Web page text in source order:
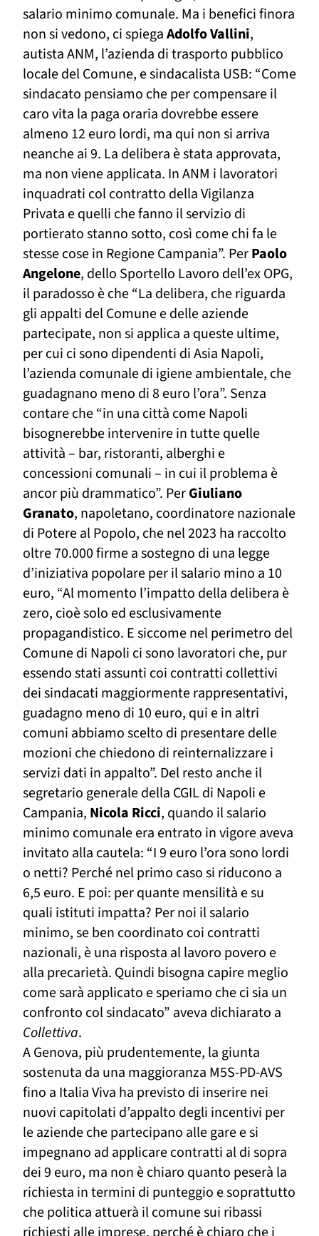
salario minimo comunale. Ma i benefici finora
non si vedono, ci spiegaAdolfo Vallini,
autista ANM, l’azienda di trasporto pubblico
locale del Comune, e sindacalista USB: “Come
sindacato pensiamo che percompensareil
caro vita la paga oraria dovrebbe essere
almeno 12 euro lordi, ma qui non si arriva
neanche ai 9. La delibera è stata approvata,
ma non viene applicata. In ANM i lavoratori
inquadrati col contratto della Vigilanza
Privata e quelli che fanno il servizio di
portierato stanno sotto, così comechifa le
stessecose in Regione Campania”. PerPaolo
Angelone, dello Sportello Lavoro dell’ex OPG,
il paradosso è che “La delibera, che riguarda
gli appalti del Comune e delle aziende
partecipate, non si applica a queste ultime,
per cui ci sono dipendenti di Asia Napoli,
l’azienda comunale di igiene ambientale, che
guadagnano meno di 8 euro l’ora”. Senza
contare che “in una città come Napoli
bisognerebbe intervenire in tutte quelle
attività – bar, ristoranti, alberghi e
concessioni comunali – in cui il problema è
ancor più drammatico”. PerGiuliano
Granato, napoletano, coordinatore nazionale
di Potere al Popolo, che nel 2023 ha raccolto
oltre 70.000 firme a sostegno di una legge
d’iniziativa popolare per il salario mino a 10
euro, “Al momento l’impatto della delibera è
zero, cioè solo ed esclusivamente
propagandistico. E siccome nel perimetro del
Comune di Napoli ci sono lavoratori che, pur
essendo stati assunti coi contratti collettivi
dei sindacati maggiormente rappresentativi,
guadagno meno di 10 euro, qui e in altri
comuni abbiamo scelto di presentare delle
mozioni che chiedono di reinternalizzarei
servizi dati in appalto”. Del resto anche il
segretario generale della CGIL di Napoli e
Campania, Nicola Ricci, quando il salario
minimo comunale era entrato in vigore aveva
invitato alla cautela: “I9 euro l’ora sono lordi
o netti? Perché nel primo caso si riducono a
6,5 euro. E poi: per quante mensilità e su
quali istituti impatta? Per noi il salario
minimo, se ben coordinato coi contratti
nazionali, è una risposta al lavoro povero e
alla precarietà. Quindi bisogna capire meglio
come sarà applicato e speriamo che ci sia un
confronto col sindacato” aveva dichiarato a
Collettiva.
A Genova, più prudentemente, la giunta
sostenuta da una maggioranza M5S-PD-AVS
fino a Italia Viva ha previsto di inserire nei
nuovi capitolati d’appalto degli incentivi per
le aziende che partecipano alle gare e si
impegnano ad applicare contratti al di sopra
dei 9 euro, ma non è chiaro quanto peserà la
richiesta in termini di punteggio e soprattutto
che politica attuerà il comune sui ribassi